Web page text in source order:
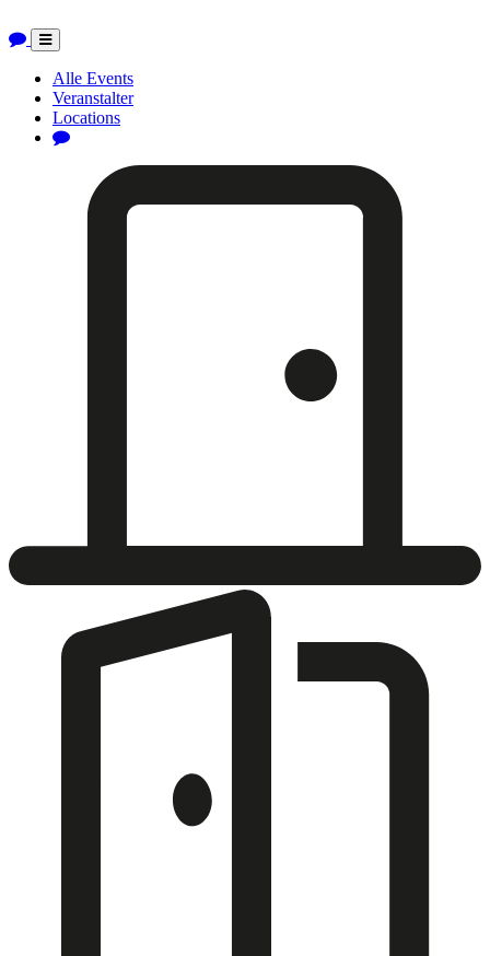
Toggle
navigation
Alle Events
Veranstalter
Locations